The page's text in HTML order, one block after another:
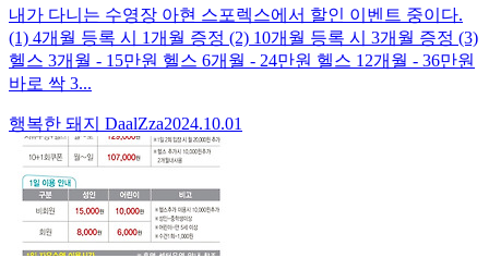
내가 다니는 수영장 아현 스포렉스에서 할인 이벤트 중이다.
(1) 4개월 등록 시 1개월 증정 (2) 10개월 등록 시 3개월 증정 (3)
헬스 3개월 - 15만원 헬스 6개월 - 24만원 헬스 12개월 - 36만원
바로 싹 3...
행복한 돼지 DaalZza2024.10.01